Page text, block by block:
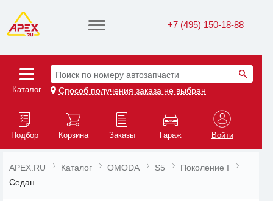
+7 (495) 150-18-88
Каталог
Поиск по номеру автозапчасти
Способ получения заказа не выбран
Подбор Корзина Заказы Гараж Войти
APEX.RU Каталог OMODA S5
Поколение I
Седан